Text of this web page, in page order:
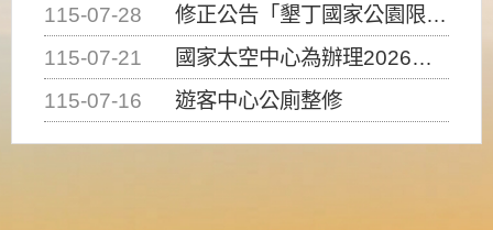
115-07-28
修正公告「墾丁國家公園限制水域遊憩活動之種類、範圍、時間及行為」，自即日生效。
115-07-21
國家太空中心為辦理2026台灣盃火箭競賽，陸、海、空域警戒及協調相關事宜，因颱風備案事宜
115-07-16
遊客中心公廁整修